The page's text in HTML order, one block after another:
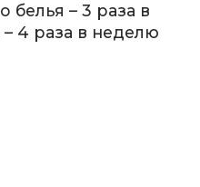
белья – 3 раза в
4 раза в неделю